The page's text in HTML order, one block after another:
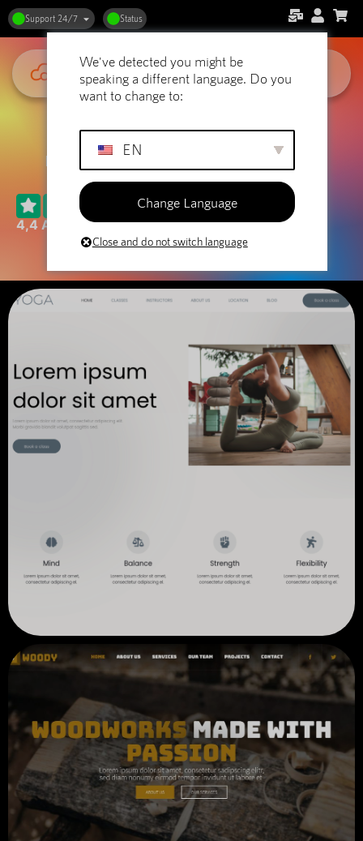
Support 24/7 Status
SiteBuilder-mallar
Kolla in alla teman som du kan använda som
standard.
4,4 AV 5 STJÄRNOR PÅ TRUSTPILOT
We've detected you might be
speaking a different language. Do you
want to change to:
EN
Change Language
Close and do not switch language